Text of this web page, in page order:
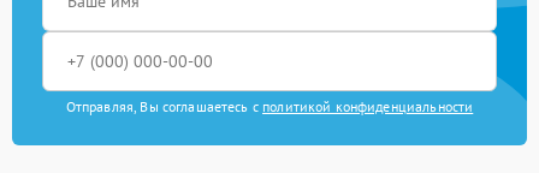
Отправляя, Вы соглашаетесь с политикой конфиденциальности